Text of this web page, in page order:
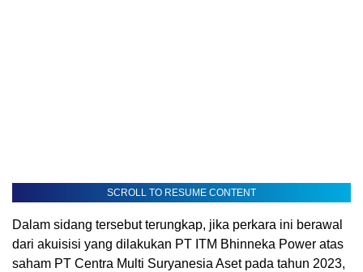
SCROLL TO RESUME CONTENT
Dalam sidang tersebut terungkap, jika perkara ini berawal
dari akuisisi yang dilakukan PT ITM Bhinneka Power atas
saham PT Centra Multi Suryanesia Aset pada tahun 2023,